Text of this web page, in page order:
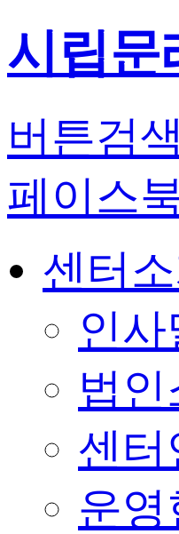
시립문
버튼검
페이스
센터
인사
법인
센터
운영